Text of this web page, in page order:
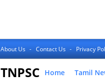
About Us Contact Us Privacy
TNPSC Home Tamil